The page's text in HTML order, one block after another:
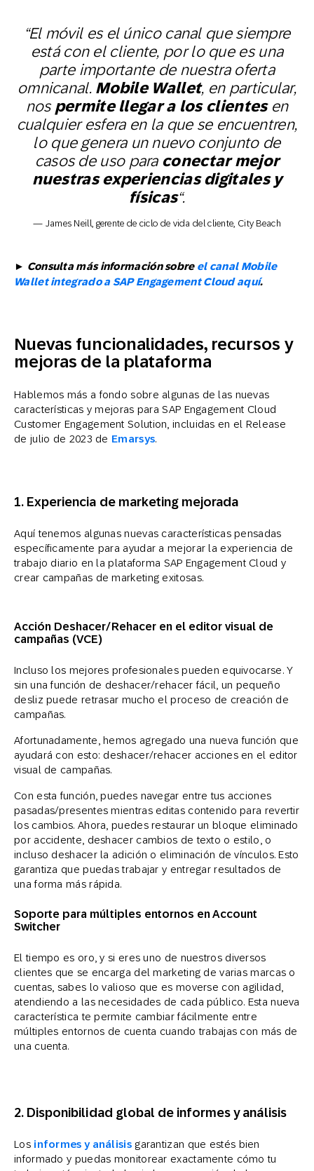
“El móvil es el único canal que siempre
está con el cliente, por lo que es una
parte importante de nuestra oferta
omnicanal. Mobile Wallet, en particular,
nospermite llegar a los clientes en
cualquier esfera en la que se encuentren,
lo que genera un nuevo conjunto de
casos de uso para conectar mejor
nuestras experiencias digitales y
físicas“.
— James Neill, gerente de ciclo de vida del cliente, City Beach
► Consulta más información sobre el canal Mobile
Wallet integrado a SAP Engagement Cloud aquí.
Nuevas funcionalidades, recursos y
mejoras de la plataforma
Hablemos más a fondo sobre algunas de las nuevas
características y mejoras para SAP Engagement Cloud
Customer Engagement Solution, incluidas en el Release
de julio de 2023 de Emarsys.
1. Experiencia de marketing mejorada
Aquí tenemos algunas nuevas características pensadas
específicamente para ayudar a mejorar la experiencia de
trabajo diario en la plataforma SAP Engagement Cloud y
crear campañas de marketing exitosas.
Acción Deshacer/Rehacer en el editor visual de
campañas (VCE)
Incluso los mejores profesionales pueden equivocarse. Y
sin una función de deshacer/rehacer fácil, un pequeño
desliz puede retrasar mucho el proceso de creación de
campañas.
Afortunadamente, hemos agregado una nueva función que
ayudará con esto: deshacer/rehacer acciones en el editor
visual de campañas.
Con esta función, puedes navegar entre tus acciones
pasadas/presentes mientras editas contenido para revertir
los cambios. Ahora, puedes restaurar un bloque eliminado
por accidente, deshacer cambios de texto o estilo, o
incluso deshacer la adición o eliminación de vínculos. Esto
garantiza que puedas trabajar y entregar resultados de
una forma más rápida.
Soporte para múltiples entornos en Account
Switcher
El tiempo es oro, y si eres uno de nuestros diversos
clientes que se encarga del marketing de varias marcas o
cuentas, sabes lo valioso que es moverse con agilidad,
atendiendo a las necesidades de cada público. Esta nueva
característica te permite cambiar fácilmente entre
múltiples entornos de cuenta cuando trabajas con más de
una cuenta.
2. Disponibilidad global de informes y análisis
Los informes y análisisgarantizan que estés bien
informado y puedas monitorear exactamente cómo tu